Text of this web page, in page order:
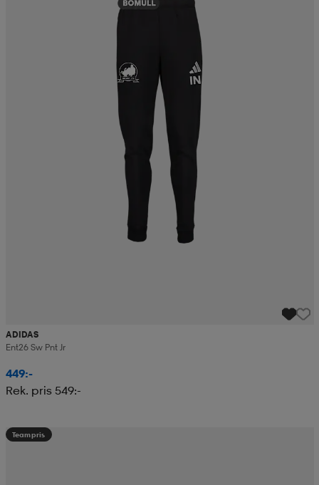
ADIDAS
Ent26 Sw Pnt Jr
449:-
Rek. pris 549:-
Teampris